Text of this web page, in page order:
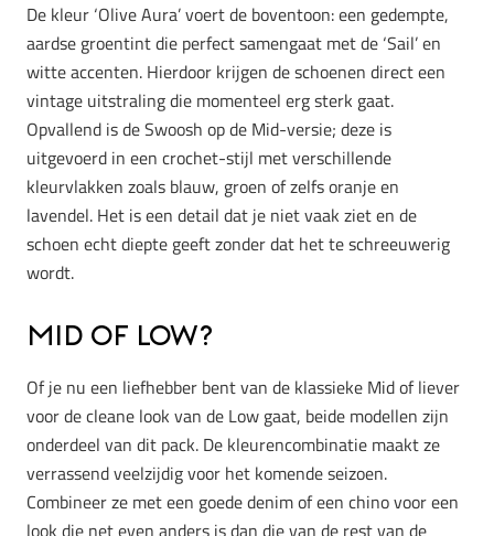
De kleur ‘Olive Aura’ voert de boventoon: een gedempte,
aardse groentint die perfect samengaat met de ‘Sail’ en
witte accenten. Hierdoor krijgen de schoenen direct een
vintage uitstraling die momenteel erg sterk gaat.
Opvallend is de Swoosh op de Mid-versie; deze is
uitgevoerd in een crochet-stijl met verschillende
kleurvlakken zoals blauw, groen of zelfs oranje en
lavendel. Het is een detail dat je niet vaak ziet en de
schoen echt diepte geeft zonder dat het te schreeuwerig
wordt.
Mid of Low?
Of je nu een liefhebber bent van de klassieke Mid of liever
voor de cleane look van de Low gaat, beide modellen zijn
onderdeel van dit pack. De kleurencombinatie maakt ze
verrassend veelzijdig voor het komende seizoen.
Combineer ze met een goede denim of een chino voor een
look die net even anders is dan die van de rest van de